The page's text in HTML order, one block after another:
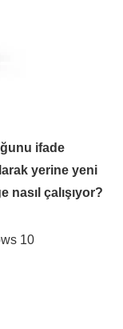
ifade
yerine yeni
nasıl çalışıyor?
10